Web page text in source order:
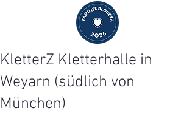
KletterZ Kletterhalle in
Weyarn (südlich von
München)